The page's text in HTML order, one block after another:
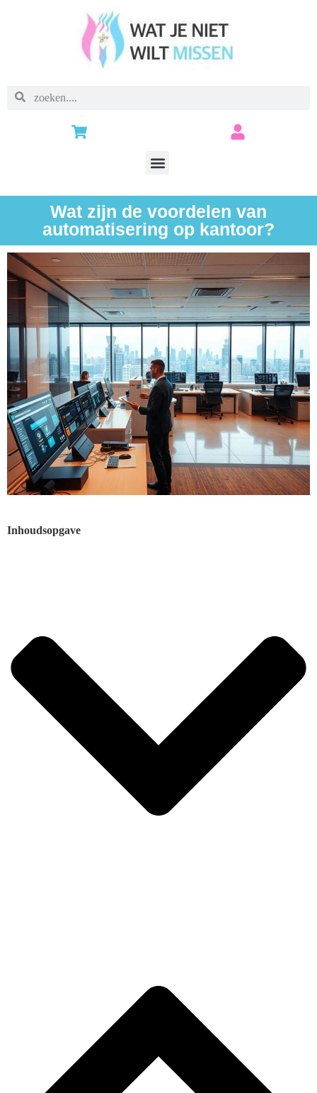
Wat zijn de voordelen van
automatisering op kantoor?
Inhoudsopgave